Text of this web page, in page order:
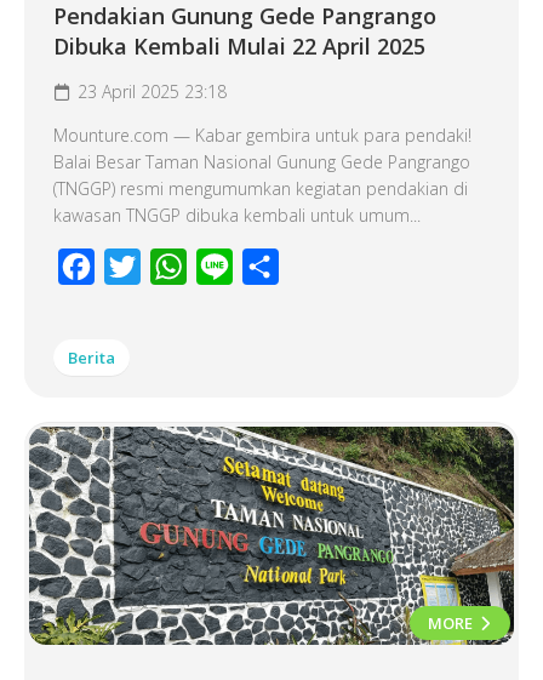
Pendakian Gunung Gede Pangrango
Dibuka Kembali Mulai 22 April 2025
23 April 2025 23:18
Mounture.com — Kabar gembira untuk para pendaki!
Balai Besar Taman Nasional Gunung Gede Pangrango
(TNGGP) resmi mengumumkan kegiatan pendakian di
kawasan TNGGP dibuka kembali untuk umum...
Facebook
Twitter WhatsApp
Line
Berita
MORE